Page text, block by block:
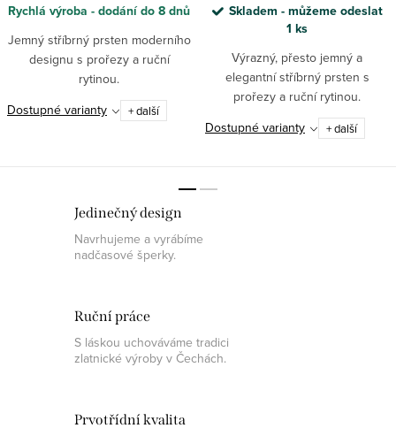
Rychlá výroba - dodání do 8 dnů
Jemný stříbrný prsten moderního
designu s prořezy a ruční
rytinou.
Dostupné varianty
+ další
Skladem - můžeme odeslat
1 ks
Výrazný, přesto jemný a
elegantní stříbrný prsten s
prořezy a ruční rytinou.
Dostupné varianty
+ další
Jedinečný design
Navrhujeme a vyrábíme
nadčasové šperky.
Ruční práce
S láskou uchováváme tradici
zlatnické výroby v Čechách.
Prvotřídní kvalita